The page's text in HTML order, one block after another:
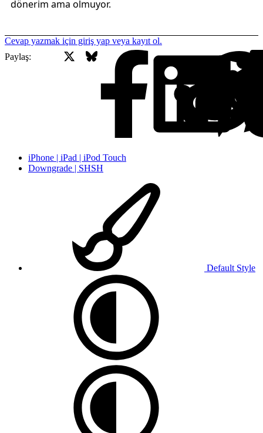
dönerim ama olmuyor.
Cevap yazmak için giriş yap veya kayıt ol.
Paylaş:
Facebook
Bluesky
iPhone | iPad | iPod Touch
Downgrade | SHSH
Default Style